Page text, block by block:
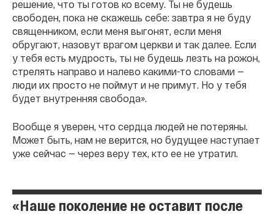
решение, что ты готов ко всему. Ты не будешь
свободен, пока не скажешь себе: завтра я не буду
священником, если меня выгонят, если меня
обругают, назовут врагом церкви и так далее. Если
у тебя есть мудрость, ты не будешь лезть на рожон,
стрелять направо и налево какими-то словами —
люди их просто не поймут и не примут. Но у тебя
будет внутренняя свобода».
Вообще я уверен, что сердца людей не потеряны.
Может быть, нам не верится, но будущее наступает
уже сейчас — через веру тех, кто ее не утратил.
«Наше поколение не оставит после